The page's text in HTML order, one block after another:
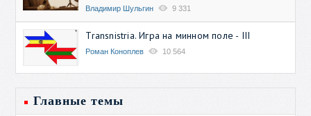
Владимир Шульгин 9 331
Transnistria. Игра на минном поле - III
Роман Коноплев 10 564
Главные темы